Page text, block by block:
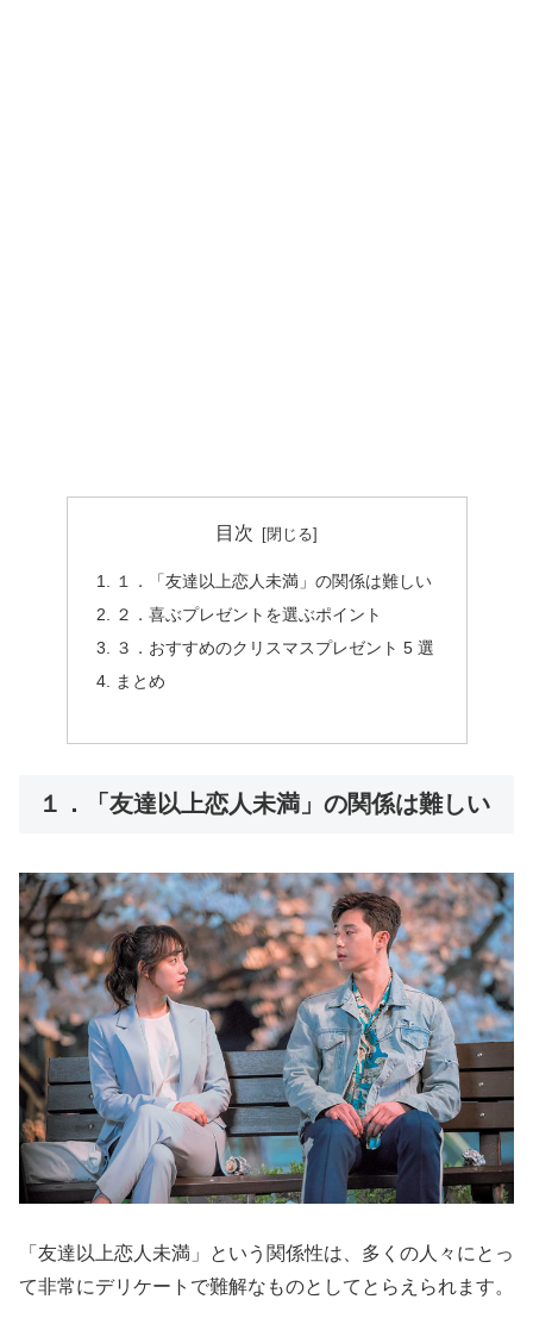
目次
１．「友達以上恋人未満」の関係は難しい
２．喜ぶプレゼントを選ぶポイント
３．おすすめのクリスマスプレゼント 5 選
まとめ
１．「友達以上恋人未満」の関係は難しい
「友達以上恋人未満」という関係性は、多くの人々にとっ
て非常にデリケートで難解なものとしてとらえられます。